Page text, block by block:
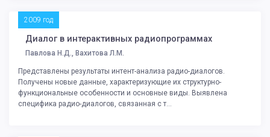
2009 год
Диалог в интерактивных радиопрограммах
Павлова Н.Д., Вахитова Л.М.
Представлены результаты интент-анализа радио-диалогов.
Получены новые данные, характеризующие их структурно-
функциональные особенности и основные виды. Выявлена
специфика радио-диалогов, связанная с т...